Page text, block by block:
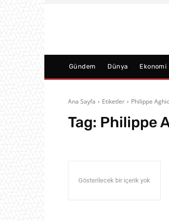
Gündem Dünya Ekonomi
Ana Sayfa Etiketler Philippe
Tag: Philippe
Gösterilecek bir içerik yok